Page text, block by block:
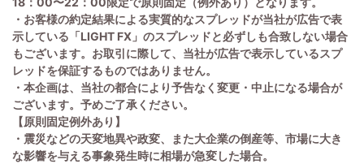
・お客様の約定結果による実質的なスプレッドが当社が広告で表
示している「LIGHT FX」のスプレッドと必ずしも合致しない場合
もございます。お取引に際して、当社が広告で表示しているスプ
レッドを保証するものではありません。
・本企画は、当社の都合により予告なく変更・中止になる場合が
ございます。予めご了承ください。
【原則固定例外あり】
・震災などの天変地異や政変、また大企業の倒産等、市場に大き
な影響を与える事象発生時に相場が急変した場合。